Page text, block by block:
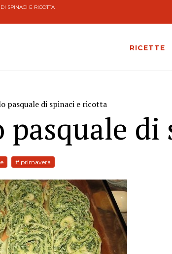
SPINACI E RICOTTA
RICETTE
pasquale di spinaci e ricotta
pasquale
# primavera